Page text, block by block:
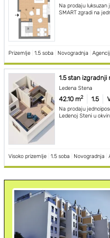
Na prodaju luksuzan
SMART zgradi na
Prizemlje 1.5 soba Novogradnja
1.5 stan izgradnji
Ledena Stena
42.10 m2 1.5
Na prodaju
Ledenoj Steni u
Visoko prizemlje 1.5 soba Novogradnja